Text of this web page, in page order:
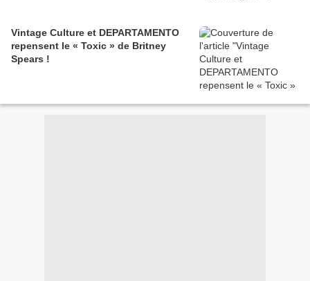
Vintage Culture et DEPARTAMENTO
repensent le « Toxic » de Britney
Spears !